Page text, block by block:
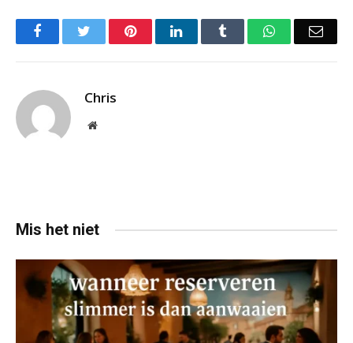
FacebookTwitter PinterestLinkedIn Tumblr WhatsApp
Chris
Website
Mis het niet